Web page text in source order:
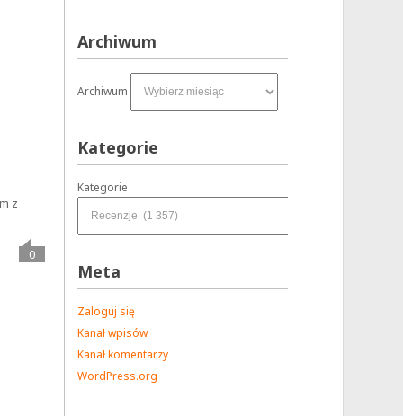
z
0
Archiwum
Archiwum
Kategorie
Kategorie
Meta
Zaloguj się
Kanał wpisów
Kanał komentarzy
WordPress.org